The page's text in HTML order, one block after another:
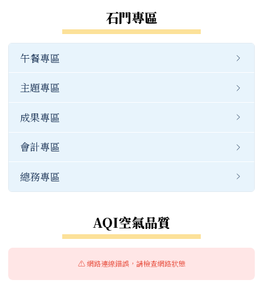
公開資訊
檔案下載
重要連結
公開資訊
幼兒園職掌
幼兒園公告
常用連結
公開資訊
石門專區
午餐專區
主題專區
成果專區
會計專區
總務專區
AQI空氣品質
⚠️ 網路連線錯誤，請檢查網路狀態